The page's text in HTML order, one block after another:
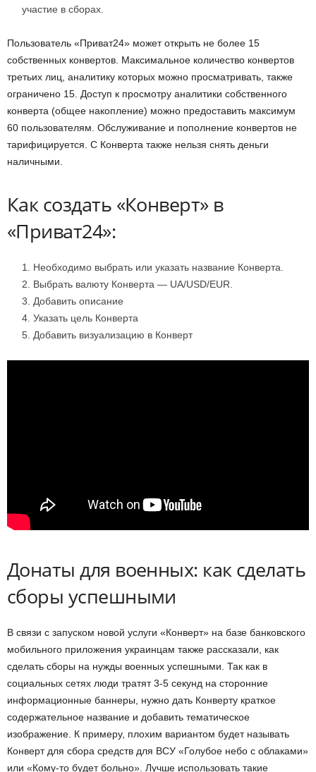
участие в сборах.
Пользователь «Приват24» может открыть не более 15
собственных конвертов. Максимальное количество конвертов
третьих лиц, аналитику которых можно просматривать, также
ограничено 15. Доступ к просмотру аналитики собственного
конверта (общее накопление) можно предоставить максимум
60 пользователям. Обслуживание и пополнение конвертов не
тарифицируется. С Конверта также нельзя снять деньги
наличными.
Как создать «Конверт» в
«Приват24»:
Необходимо выбрать или указать название Конверта.
Выбрать валюту Конверта — UA/USD/EUR.
Добавить описание
Указать цель Конверта
Добавить визуализацию в Конверт
Донаты для военных: как сделать
сборы успешными
В связи с запуском новой услуги «Конверт» на базе банковского
мобильного приложения украинцам также рассказали, как
сделать сборы на нужды военных успешными. Так как в
социальных сетях люди тратят 3-5 секунд на сторонние
информационные баннеры, нужно дать Конверту краткое
содержательное название и добавить тематическое
изображение. К примеру, плохим вариантом будет называть
Конверт для сбора средств для ВСУ «Голубое небо с облаками»
или «Кому-то будет больно». Лучше использовать такие